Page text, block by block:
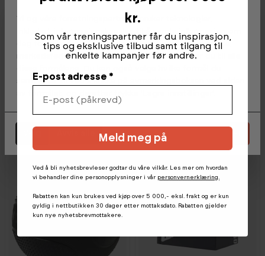
Pro Pull Up Bar
Bestillingsvare Bestillingsvare
Vi og våre forretningspartnere bruker teknologier,
inkludert informasjonskapsler, til å samle informasjon om
deg for ulike formål, inkludert: Funksjonelle, statistiske,
markedsføring. Ved å trykke 'Godta', samtykker du til alle
samtykker til ved å klikke på avmerkingsboksen ved siden
Godta alle informasjonskapsler
kr.
Som vår treningspartner får du inspirasjon,
tips og eksklusive tilbud samt tilgang til
enkelte kampanjer før andre.
E-post adresse *
Meld meg på
Ved å bli nyhetsbrevleser godtar du våre vilkår. Les mer om hvordan
vi behandler dine personopplysninger i vår personvernerklæring.
Rabatten kan kun brukes ved kjøp over 5 000,- eksl. frakt og er kun
gyldig i nettbutikken 30 dager etter mottaksdato. Rabatten gjelder
kun nye nyhetsbrevmottakere.